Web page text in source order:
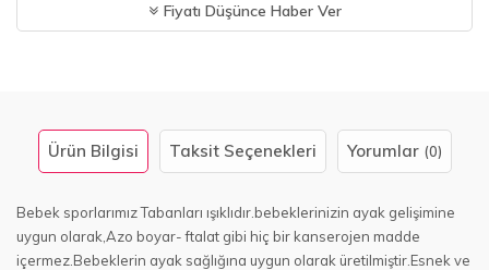
Fiyatı Düşünce Haber Ver
Ürün Bilgisi Taksit Seçenekleri Yorumlar (0)
Bebek sporlarımız Tabanları ışıklıdır.bebeklerinizin ayak gelişimine
uygun olarak,Azo boyar- ftalat gibi hiç bir kanserojen madde
içermez.Bebeklerin ayak sağlığına uygun olarak üretilmiştir.Esnek ve